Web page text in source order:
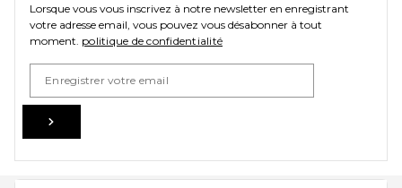
Lorsque vous vous inscrivez à notre newsletter en enregistrant
votre adresse email, vous pouvez vous désabonner à tout
moment. politique de confidentialité